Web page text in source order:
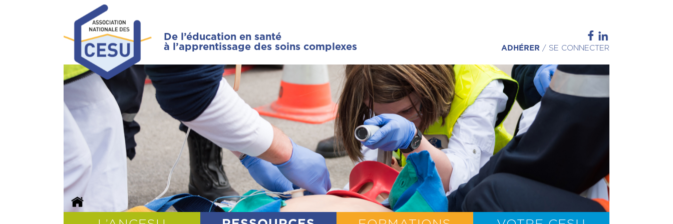
De l’éducation en santé
à l’apprentissage des soins complexes
ADHÉRER / SE CONNECTER